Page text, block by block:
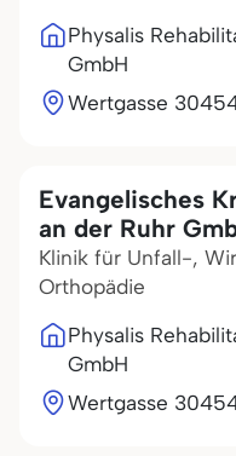
Physalis
GmbH
Wertgasse 30
Evangelisches
an der Ruhr
Klinik für Unfall-,
Orthopädie
Physalis
GmbH
Wertgasse 30